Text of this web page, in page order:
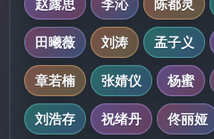
田曦薇
刘涛 孟子义
章若楠
张婧仪 杨蜜
刘浩存
祝绪丹 佟丽娅